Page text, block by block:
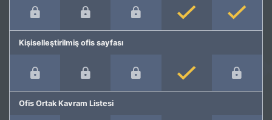
Kişiselleştirilmiş ofis sayfası
Ofis Ortak Kavram Listesi